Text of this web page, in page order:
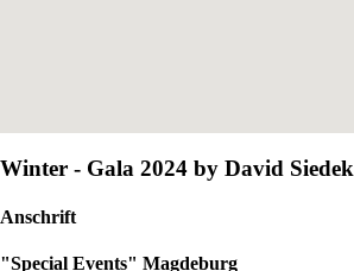
Winter - Gala 2024 by David Siedek
Anschrift
"Special Events" Magdeburg